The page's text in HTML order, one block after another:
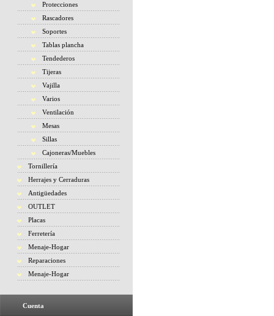
Protecciones
Rascadores
Soportes
Tablas plancha
Tendederos
Tijeras
Vajilla
Varios
Ventilación
Mesas
Sillas
Cajoneras/Muebles
Tornillería
Herrajes y Cerraduras
Antigüedades
OUTLET
Placas
Ferretería
Menaje-Hogar
Reparaciones
Menaje-Hogar
Cuenta